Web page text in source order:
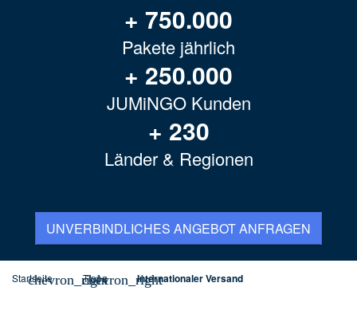
+ 750.000
Pakete jährlich
+ 250.000
JUMiNGO Kunden
+ 230
Länder & Regionen
UNVERBINDLICHES ANGEBOT ANFRAGEN
Startseite
chevron_right
Tipps
chevron_rightInternationaler Versand